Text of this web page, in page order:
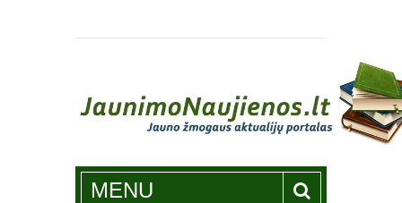
Jaunimonaujienos.lt
MENU